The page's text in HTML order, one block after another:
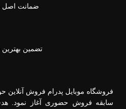
ضمانت اصل
تضمین
سابقه فروش حضوری آغاز نمود.